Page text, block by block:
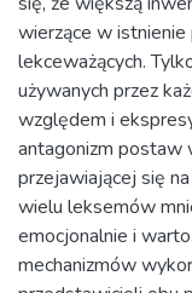
wierzące w
lekceważących.
używanych przez
względem i
antagonizm postaw
przejawiającej się
wielu leksemów
emocjonalnie i
mechanizmów